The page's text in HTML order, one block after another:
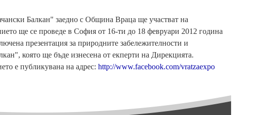
Балкан" заедно с Община Враца ще участват на
ще се проведе в София от 16-ти до 18 февруари 2012 година
презентация за природните забележителности и
която ще бъде изнесена от екперти на Дирекцията.
е публикувана на адрес: http://www.facebook.com/vratzaexpo